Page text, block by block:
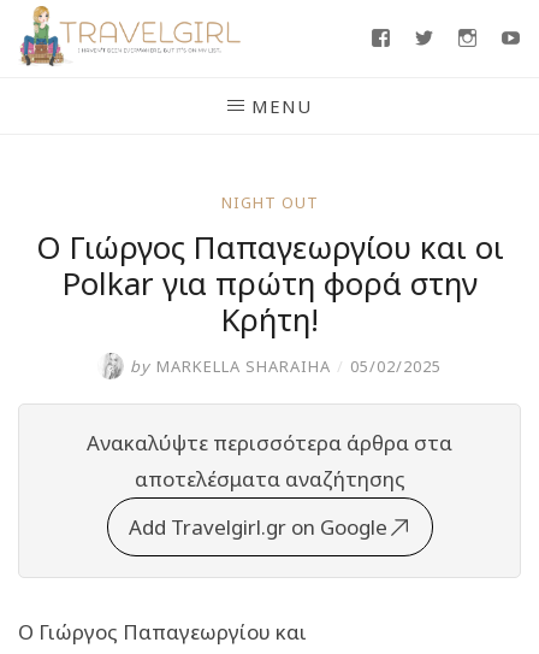
Skip
FacebookTwitter
MENU
NIGHT OUT
Ο Γιώργος Παπαγεωργίου και οι
Polkar για πρώτη φορά στην
Κρήτη!
by MARKELLA SHARAIHA / 05/02/2025
Ανακαλύψτε περισσότερα άρθρα στα
αποτελέσματα αναζήτησης
Add Travelgirl.gr on Google
Ο Γιώργος Παπαγεωργίου και